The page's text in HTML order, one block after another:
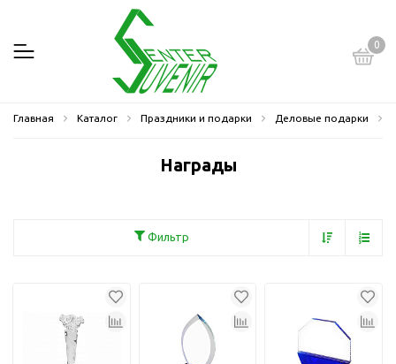
0
Главная Каталог Праздники и подарки Деловые подарки
Награды
Фильтр